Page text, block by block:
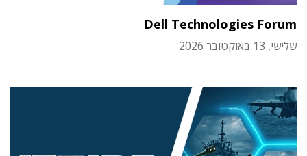
Dell Technologies Forum
שלישי, 13 באוקטובר 2026